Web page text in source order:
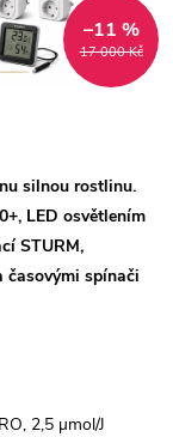
17 000 Kč
–11 %
silnou rostlinu.
LED osvětlením
STURM,
časovými spínači
2,5 µmol/J